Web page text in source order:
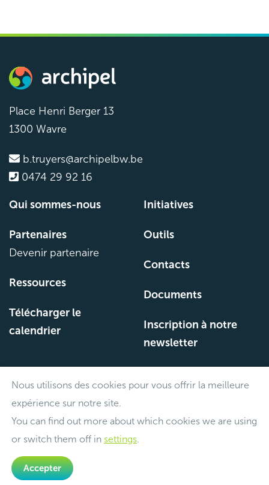
13h – 16h
Bureau Archipel
Place Henri Berger 13
1300 Wavre
b.truyers@archipelbw.be
0474 29 92 16
Qui sommes-nous
Partenaires
Devenir partenaire
Ressources
Télécharger le
calendrier
Initiatives
Outils
Contacts
Documents
Inscription à notre
newsletter
Politique des Cookies
Made with byCBTW
Nous utilisons des cookies pour vous offrir la meilleure
expérience sur notre site.
You can find out more about which cookies we are using
or switch them off in settings.
Accepter